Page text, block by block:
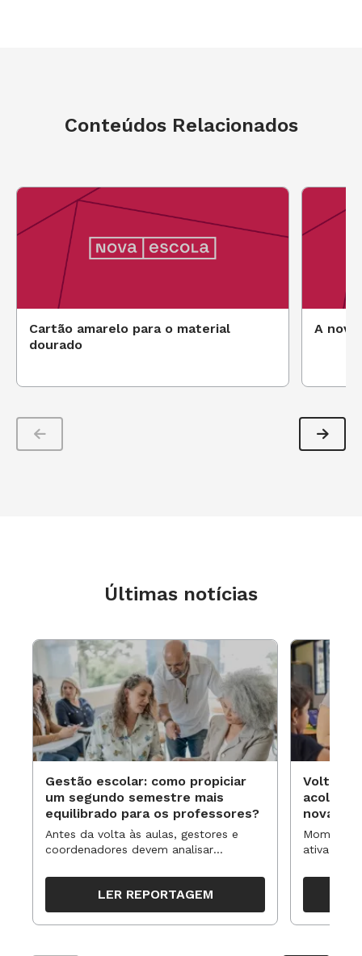
Escuta
A análise atenta permite compreender as
intenções do autor. Em um primeiro momento,
de voz, sotaque - elementos que compõem o
contexto em que a comunicação ocorre - e o
Conteúdos Relacionados
Cartão amarelo para o material
dourado
A
Últimas notícias
Gestão escolar: como propiciar
um segundo semestre mais
equilibrado para os professores?
Antes da volta às aulas, gestores e
coordenadores devem analisar
organizar ações para orientar o
trabalho pedagógico ao longo do
período
LER REPORTAGEM
Volta às
novas
ativa
propostas